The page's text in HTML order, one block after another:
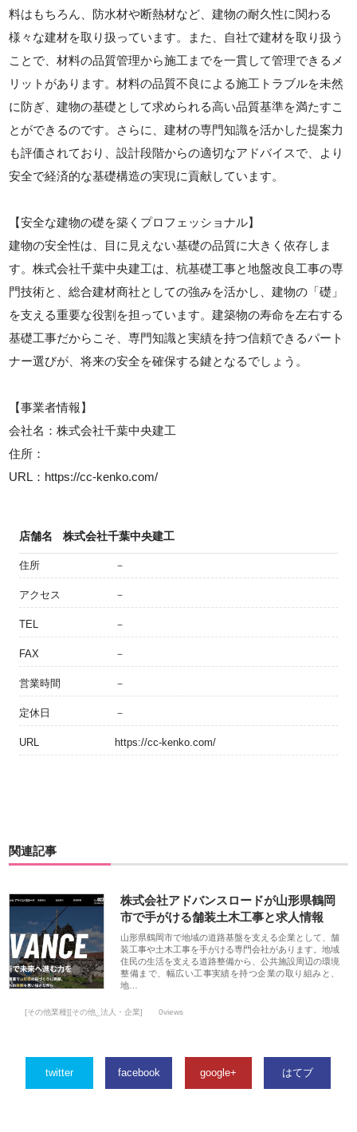
料はもちろん、防水材や断熱材など、建物の耐久性に関わる
様々な建材を取り扱っています。また、自社で建材を取り扱う
ことで、材料の品質管理から施工までを一貫して管理できるメ
リットがあります。材料の品質不良による施工トラブルを未然
に防ぎ、建物の基礎として求められる高い品質基準を満たすこ
とができるのです。さらに、建材の専門知識を活かした提案力
も評価されており、設計段階からの適切なアドバイスで、より
安全で経済的な基礎構造の実現に貢献しています。
【安全な建物の礎を築くプロフェッショナル】
建物の安全性は、目に見えない基礎の品質に大きく依存しま
す。株式会社千葉中央建工は、杭基礎工事と地盤改良工事の専
門技術と、総合建材商社としての強みを活かし、建物の「礎」
を支える重要な役割を担っています。建築物の寿命を左右する
基礎工事だからこそ、専門知識と実績を持つ信頼できるパート
ナー選びが、将来の安全を確保する鍵となるでしょう。
【事業者情報】
会社名：株式会社千葉中央建工
住所：
URL：https://cc-kenko.com/
店舗名 株式会社千葉中央建工
住所 －
アクセス －
TEL －
FAX －
営業時間 －
定休日 －
URL https://cc-kenko.com/
関連記事
株式会社アドバンスロードが山形県鶴岡
市で手がける舗装土木工事と求人情報
山形県鶴岡市で地域の道路基盤を支える企業として、舗
装工事や土木工事を手がける専門会社があります。地域
住民の生活を支える道路整備から、公共施設周辺の環境
整備まで、幅広い工事実績を持つ企業の取り組みと、
地…
[その他業種][その他_法人・企業] 0views
twitter facebook google+ はてブ